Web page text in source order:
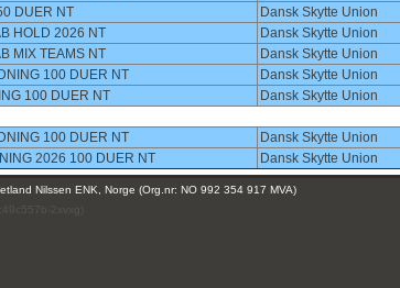
DUER NT Dansk Skytte Union
HOLD 2026 NT Dansk Skytte Union
MIX TEAMS NT Dansk Skytte Union
100 DUER NT Dansk Skytte Union
100 DUER NT Dansk Skytte Union
100 DUER NT Dansk Skytte Union
2026 100 DUER NT Dansk Skytte Union
Nilssen ENK, Norge (Org.nr: NO 992 354 917 MVA)
2xvxg)